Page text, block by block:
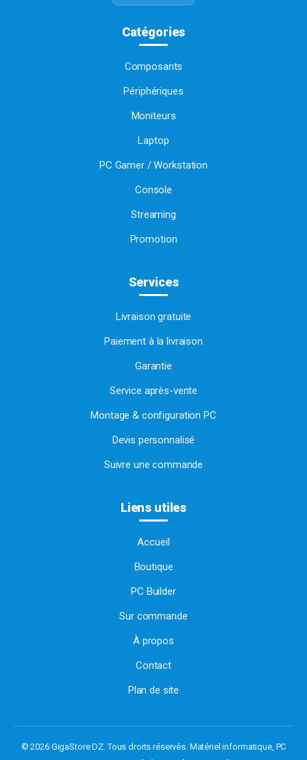
Catégories
Composants
Périphériques
Moniteurs
Laptop
PC Gamer / Workstation
Console
Streaming
Promotion
Services
Livraison gratuite
Paiement à la livraison
Garantie
Service après-vente
Montage & configuration PC
Devis personnalisé
Suivre une commande
Liens utiles
Accueil
Boutique
PC Builder
Sur commande
À propos
Contact
Plan de site
© 2026 GigaStore DZ. Tous droits réservés. Matériel informatique, PC